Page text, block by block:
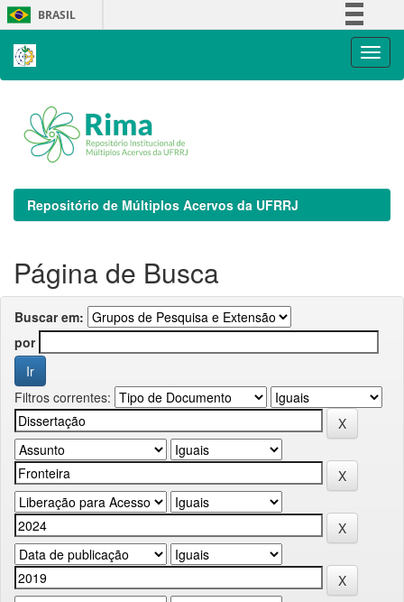
Skip
navigation
BRASIL
Repositório de Múltiplos Acervos da UFRRJ
Página de Busca
Buscar em:
por
Filtros correntes: